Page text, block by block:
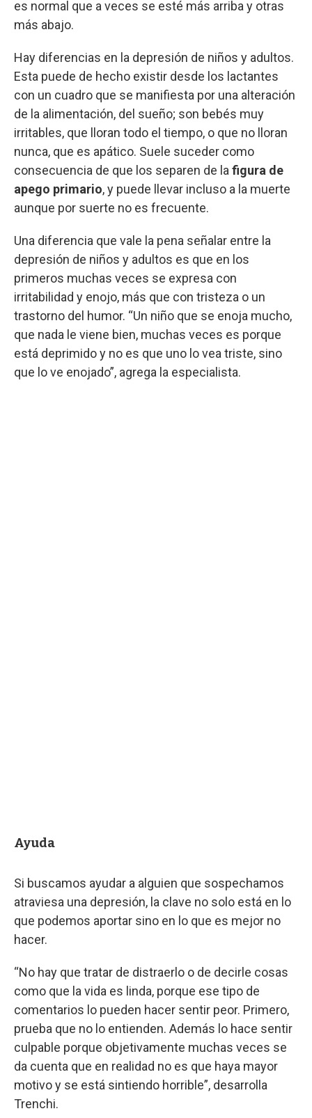
es normal que a veces se esté más arriba y otras
más abajo.
Hay diferencias en la depresión de niños y adultos.
Esta puede de hecho existir desde los lactantes
con un cuadro que se manifiesta por una alteración
de la alimentación, del sueño; son bebés muy
irritables, que lloran todo el tiempo, o que no lloran
nunca, que es apático. Suele suceder como
consecuencia de que los separen de la figura de
apego primario, y puede llevar incluso a la muerte
aunque por suerte no es frecuente.
Una diferencia que vale la pena señalar entre la
depresión de niños y adultos es que en los
primeros muchas veces se expresa con
irritabilidad y enojo, más que con tristeza o un
trastorno del humor. “Un niño que se enoja mucho,
que nada le viene bien, muchas veces es porque
está deprimido y no es que uno lo vea triste, sino
que lo ve enojado”, agrega la especialista.
Ayuda
Si buscamos ayudar a alguien que sospechamos
atraviesa una depresión, la clave no solo está en lo
que podemos aportar sino en lo que es mejor no
hacer.
“No hay que tratar de distraerlo o de decirle cosas
como que la vida es linda, porque ese tipo de
comentarios lo pueden hacer sentir peor. Primero,
prueba que no lo entienden. Además lo hace sentir
culpable porque objetivamente muchas veces se
da cuenta que en realidad no es que haya mayor
motivo y se está sintiendo horrible”, desarrolla
Trenchi.